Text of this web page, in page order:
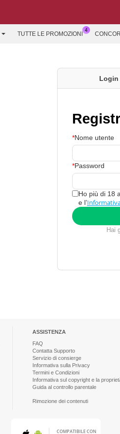
TUTTE LE PROMOZIONI
Login
Nome utente
Password
Ho più di 18
e l’
Hai
ASSISTENZA
FAQ
Contatta Supporto
Servizio di consierge
Informativa sulla Privacy
Termini e Condizioni
Informativa sul copyright e la
Guida al controllo parentale
Rimozione dei contenuti
COMPATIBILE CON